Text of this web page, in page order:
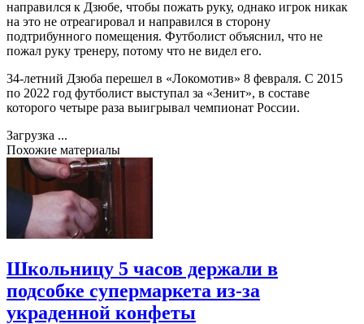
направился к Дзюбе, чтобы пожать руку, однако игрок никак
на это не отреагировал и направился в сторону
подтрибунного помещения. Футболист объяснил, что не
пожал руку тренеру, потому что не видел его.
34-летний Дзюба перешел в «Локомотив» 8 февраля. С 2015
по 2022 год футболист выступал за «Зенит», в составе
которого четыре раза выигрывал чемпионат России.
Загрузка ...
Похожие материалы
Школьницу 5 часов держали в
подсобке супермаркета из-за
украденной конфеты